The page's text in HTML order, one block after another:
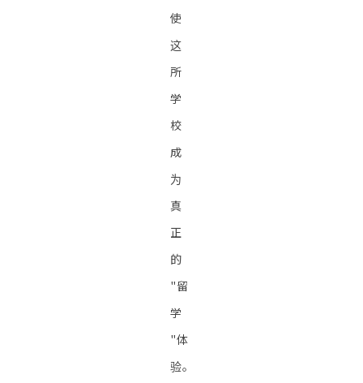
使
这
所
学
校
成
为
真
正
的
"留
学
"体
验。